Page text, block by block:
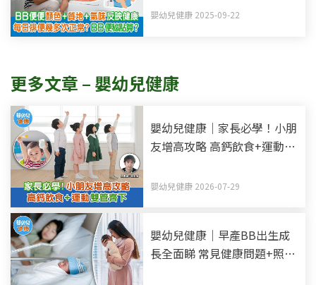
嬰幼兒健康 2025-09-22
更多文章 – 嬰幼兒健康
嬰幼兒健康｜家長必學！小朋
友增高攻略 高鈣飲食+運動雙
嬰幼兒健康 2026-07-29
嬰幼兒健康｜早產BB出生成
長全面睇 常見健康問題+照顧